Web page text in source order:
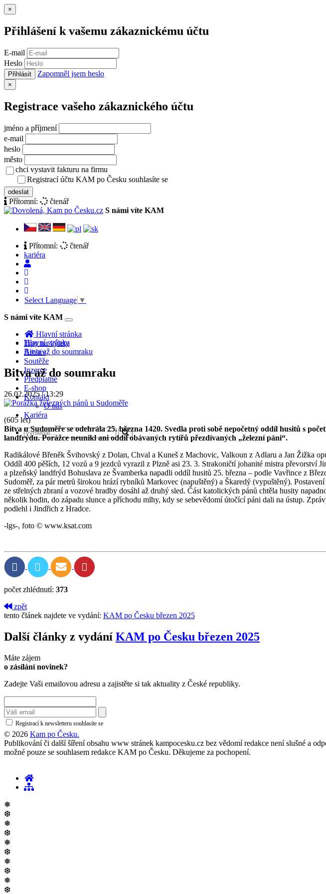
×
Přihlášení k vašemu zákaznickému účtu
E-mail
Heslo
Přihlásit Zapomněl jsem heslo
×
Registrace vašeho zákaznického účtu
jméno a příjmení
e-mail
heslo
město
chci vystavit fakturu na firmu
Registrací účtu KAM po Česku souhlasíte se
odeslat
Přítomní:
čtenář
S námi víte KAM
Přítomní:
čtenář
kariéra
Select Language ▼
S námi víte KAM
Toggle
navigation
Hlavní stránka
Tipy na výlety
Archiv
Soutěže
Inzerce
Předplatné
E-shop
Kontakt
O nás
Kariéra
Hlavní stránka
Bitva až do soumraku
Bitva až do soumraku
26.02.2025 | 13:29
(605 let)
Bitva u Sudoměře se odehrála 25. března 1420. Svedla proti sobě nepočetný oddíl husitů s
landfrýdu. Porážce neunikl ani oddíl obávaných rytířů přezdívaných „železní páni“.
Radikálové Břeněk Švihovský z Dolan, Chval a Kuneš z Machovic, Valkoun z Adlaru a Jan Žižka
Oddíl 400 pěších, 12 vozů a 9 jezdců vyrazil z Plzně asi 23. 3. Strakoničtí johanité mistra převorství
a plzeňský landfrýd Bohuslava ze Švamberka napadli oddíl husitů 25. března – podle Vavřince z
Sudoměř, za pár metrů širokou hrází rybníků Markovec (napuštěný) a Škaredý (vypuštěný).
ze střelných zbraní a vozové hradby dosáhl až druhý sled. Část katolických pánů chtěla husity
několik hodin, do západu slunce a příchodu mlhy, kdy se sebevědomí útočící páni dali na ústup.
podlehl i Jindřich z Hradce.
-lgs-, foto © www.ksat.com
počet zhlédnutí: 373
zpět
tento článek najdete ve vydání: KAM po Česku březen 2025
Další články z vydání KAM po Česku březen 2025
Máte zájem
o zásílání novinek?
Zadejte Vaši emailovou adresu a zajistěte si tak aktuality z České republiky.
Registrací k newsletteru souhlasíte se
© 2026 Kam po Česku.
Publikování či další šíření obsahu www stránek kampocesku.cz bez vědomí redakce není slušné a
možné pouze se souhlasem redakce KAM po Česku. Děkujeme za pochopení.
❅
❆
❅
❆
❅
❆
❅
❆
❅
❆